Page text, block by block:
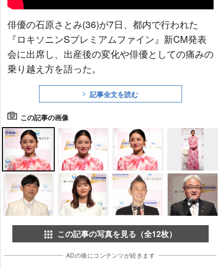
俳優の石原さとみ(36)が7日、都内で行われた
『ロキソニンSプレミアムファイン』新CM発表
会に出席し、出産後の変化や俳優としての痛みの
乗り越え方を語った。
記事全文を読む
この記事の画像
この記事の写真を見る（全12枚）
ADの後にコンテンツが続きます